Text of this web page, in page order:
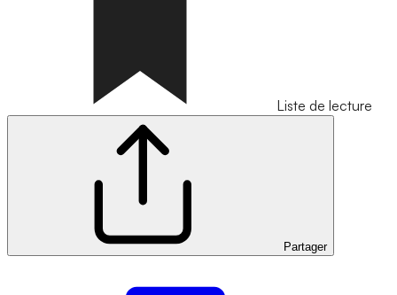
Liste de lecture
Partager